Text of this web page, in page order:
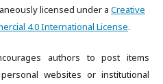
licensed under a Creative
4.0 International License.
authors to post items
websites or institutional